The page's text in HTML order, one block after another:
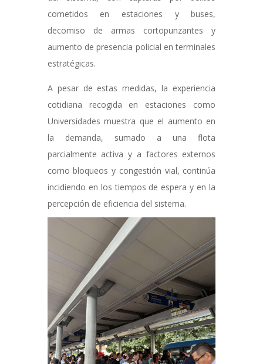
cometidos en estaciones y buses,
decomiso de armas cortopunzantes y
aumento de presencia policial en terminales
estratégicas.
A pesar de estas medidas, la experiencia
cotidiana recogida en estaciones como
Universidades muestra que el aumento en
la demanda, sumado a una flota
parcialmente activa y a factores externos
como bloqueos y congestión vial, continúa
incidiendo en los tiempos de espera y en la
percepción de eficiencia del sistema.